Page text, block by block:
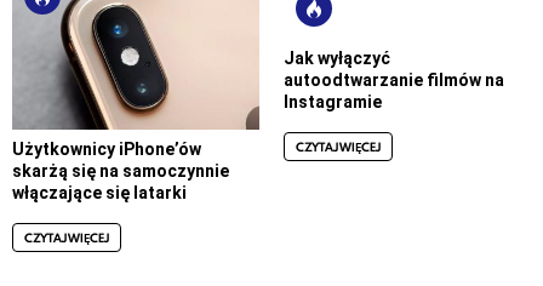
Użytkownicy iPhone’ów
skarżą się na samoczynnie
włączające się latarki
CZYTAJ WIĘCEJ
Jak wyłączyć
autoodtwarzanie filmów na
Instagramie
CZYTAJ WIĘCEJ